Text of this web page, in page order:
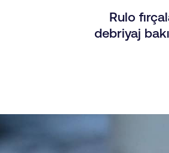
Rulo
debriyaj